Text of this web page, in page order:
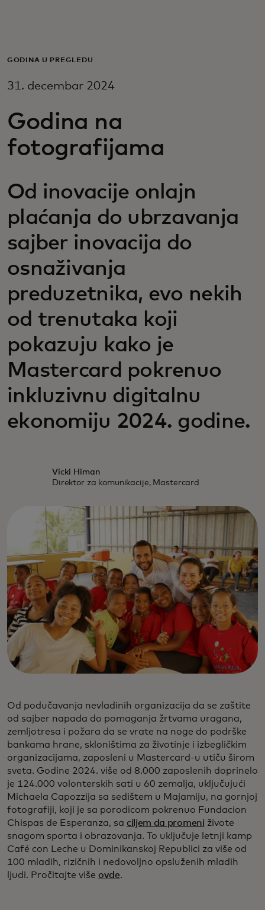
Za biznis
Za inovatore
GODINA U PREGLEDU
31. decembar 2024
Godina na
fotografijama
Od inovacije onlajn
plaćanja do ubrzavanja
sajber inovacija do
osnaživanja
preduzetnika, evo nekih
od trenutaka koji
pokazuju kako je
Mastercard pokrenuo
inkluzivnu digitalnu
ekonomiju 2024. godine.
Vicki Himan
Direktor za komunikacije, Mastercard
Od podučavanja nevladinih organizacija da se zaštite
od sajber napada do pomaganja žrtvama uragana,
zemljotresa i požara da se vrate na noge do podrške
bankama hrane, skloništima za životinje i izbegličkim
organizacijama, zaposleni u Mastercard-u utiču širom
sveta. Godine 2024. više od 8.000 zaposlenih doprinelo
je 124.000 volonterskih sati u 60 zemalja, uključujući
Michaela Capozzija sa sedištem u Majamiju, na gornjoj
fotografiji, koji je sa porodicom pokrenuo Fundacion
Chispas de Esperanza, sa ciljem da promeni živote
snagom sporta i obrazovanja. To uključuje letnji kamp
Café con Leche u Dominikanskoj Republici za više od
100 mladih, rizičnih i nedovoljno opsluženih mladih
ljudi. Pročitajte više ovde.